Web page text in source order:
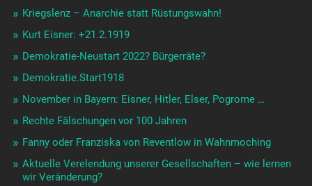
Kriegslenz – Anarchie statt Rüstungswahn!
Kurt Eisner: +21.2.1919
Demokratie-Neustart 2022? Bürgerräte?
Demokratie.Start1918
November in Bayern: Eisner, Hitler, Elser, Pogrome …
Rechte Fälschungen vor 100 Jahren
Fanny oder Franziska von Reventlow in Wahnmoching
Aktuelle Verelendung unserer Gesellschaften – wie lernen
wir Veränderung?